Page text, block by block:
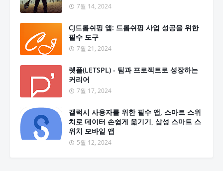
7월 14, 2024
CJ드롭쉬핑 앱: 드롭쉬핑 사업 성공을 위한
필수 도구
7월 21, 2024
렛플(LETSPL) - 팀과 프로젝트로 성장하는
커리어
7월 17, 2024
갤럭시 사용자를 위한 필수 앱, 스마트 스위
치로 데이터 손쉽게 옮기기, 삼성 스마트 스
위치 모바일 앱
5월 12, 2024